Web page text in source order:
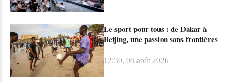
Le sport pour tous : de Dakar à
Beijing, une passion sans frontières
12:30, 08 août 2026